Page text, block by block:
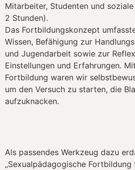
Mitarbeiter, Studenten und
2 Stunden).
Das Fortbildungskonzept
Wissen, Befähigung zur
und Jugendarbeit sowie zur
Einstellungen und Erfahrungen.
Fortbildung waren wir
um den Versuch zu starten, die
aufzuknacken.
Als passendes Werkzeug dazu
„Sexualpädagogische